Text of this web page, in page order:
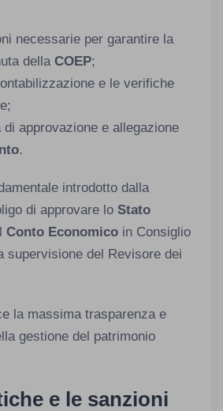
necessarie per garantire la
della COEP;
e le verifiche
di approvazione e allegazione
.
introdotto dalla
di approvare lo Stato
Conto Economico in Consiglio
supervisione del Revisore dei
la massima trasparenza e
gestione del patrimonio
e le sanzioni